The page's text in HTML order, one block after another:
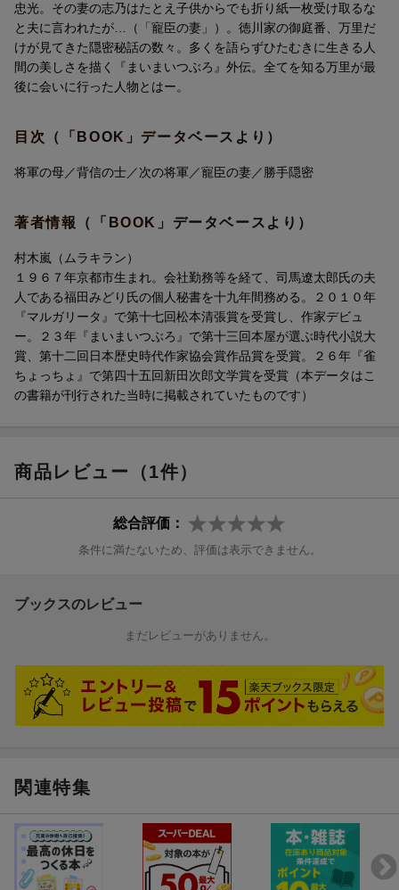
忠光。その妻の志乃はたとえ子供からでも折り紙一枚受け取るな
と夫に言われたが…（「寵臣の妻」）。徳川家の御庭番、万里だ
けが見てきた隠密秘話の数々。多くを語らずひたむきに生きる人
間の美しさを描く『まいまいつぶろ』外伝。全てを知る万里が最
後に会いに行った人物とはー。
目次（「BOOK」データベースより）
将軍の母／背信の士／次の将軍／寵臣の妻／勝手隠密
著者情報（「BOOK」データベースより）
村木嵐（ムラキラン）
１９６７年京都市生まれ。会社勤務等を経て、司馬遼太郎氏の夫
人である福田みどり氏の個人秘書を十九年間務める。２０１０年
『マルガリータ』で第十七回松本清張賞を受賞し、作家デビュ
ー。２３年『まいまいつぶろ』で第十三回本屋が選ぶ時代小説大
賞、第十二回日本歴史時代作家協会賞作品賞を受賞。２６年『雀
ちょっちょ』で第四十五回新田次郎文学賞を受賞（本データはこ
の書籍が刊行された当時に掲載されていたものです）
商品レビュー（1件）
総合評価：
条件に満たないため、評価は表示できません。
ブックスのレビュー
まだレビューがありません。
関連特集